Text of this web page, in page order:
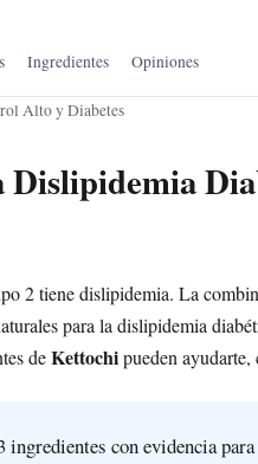
Ingredientes Opiniones
Alto y Diabetes
2 tiene dislipidemia. La
para la dislipidemia
deKettochipueden
ingredientes con evidencia